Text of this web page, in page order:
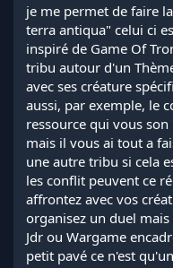
d
i
s
c
u
s
i
o
n
je me permet de faire
terra antiqua" celui ci
inspiré de Game Of
tribu autour d'un
avec ses créature
aussi, par exemple, le
ressource qui vous son
mais il vous ai tout a
une autre tribu si cela
les conflit peuvent ce
affrontez avec vos
organisez un duel
Jdr ou Wargame
petit pavé ce n'est